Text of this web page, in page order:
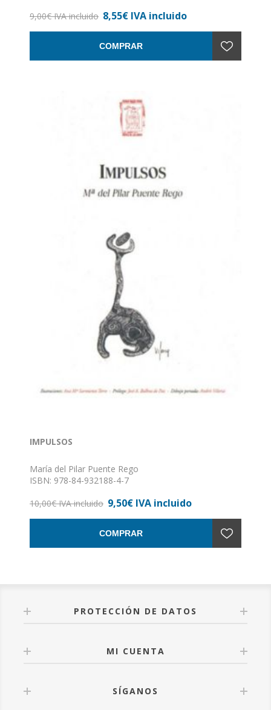
Nº de páginas: 95
9,00€ IVA incluido 8,55€ IVA incluido
COMPRAR
IMPULSOS
María del Pilar Puente Rego
ISBN: 978-84-932188-4-7
Nº de páginas: 95
10,00€ IVA incluido 9,50€ IVA incluido
COMPRAR
PROTECCIÓN DE DATOS
MI CUENTA
SÍGANOS